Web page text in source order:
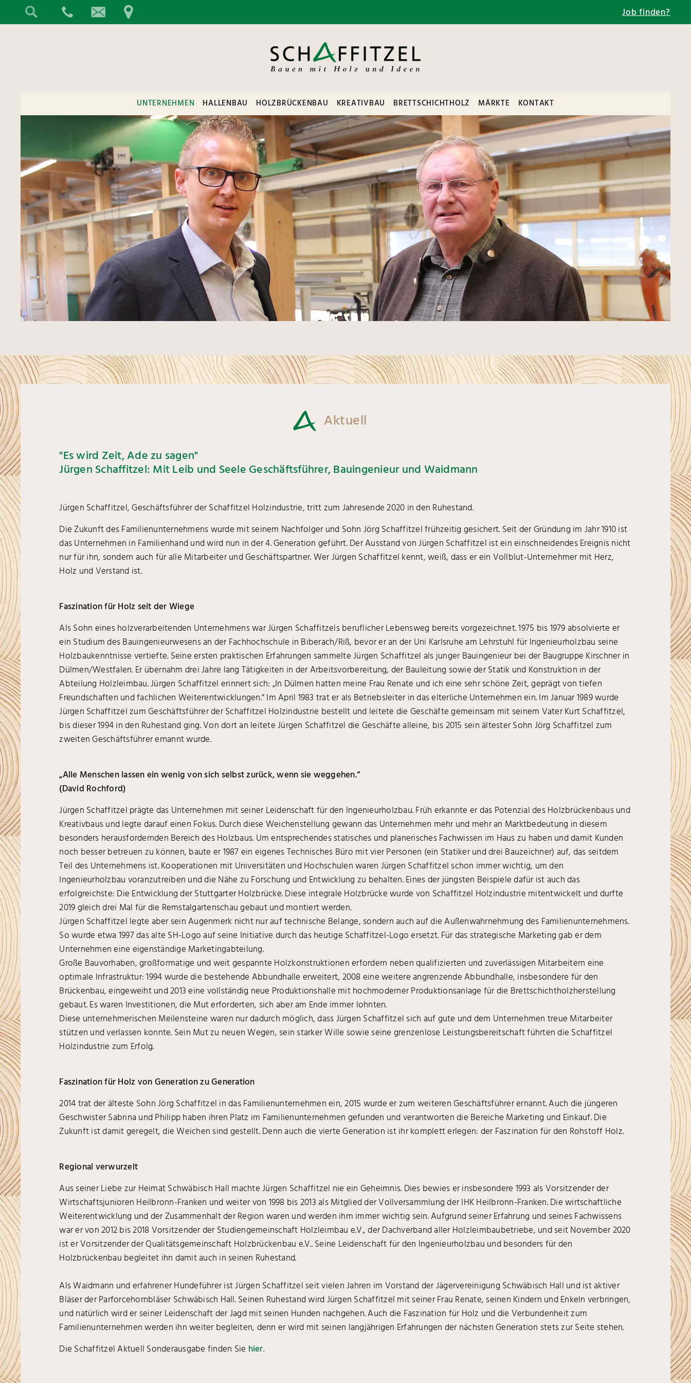
Job finden?
UNTERNEHMEN HALLENBAU HOLZBRÜCKENBAU KREATIVBAU BRETTSCHICHTHOLZ MÄRKTE KONTAKT
Aktuell
"Es wird Zeit, Ade zu sagen"
Jürgen Schaffitzel: Mit Leib und Seele Geschäftsführer, Bauingenieur und Waidmann
Jürgen Schaffitzel, Geschäftsführer der Schaffitzel Holzindustrie, tritt zum Jahresende 2020 in den Ruhestand.
Die Zukunft des Familienunternehmens wurde mit seinem Nachfolger und Sohn Jörg Schaffitzel frühzeitig gesichert. Seit der Gründung im Jahr 1910 ist
das Unternehmen in Familienhand und wird nun in der 4. Generation geführt. Der Ausstand von Jürgen Schaffitzel ist ein einschneidendes Ereignis nicht
nur für ihn, sondern auch für alle Mitarbeiter und Geschäftspartner. Wer Jürgen Schaffitzel kennt, weiß, dass er ein Vollblut-Unternehmer mit Herz,
Holz und Verstand ist.
Faszination für Holz seit der Wiege
Als Sohn eines holzverarbeitenden Unternehmens war Jürgen Schaffitzels beruflicher Lebensweg bereits vorgezeichnet. 1975 bis 1979 absolvierte er
ein Studium des Bauingenieurwesens an der Fachhochschule in Biberach/Riß, bevor er an der Uni Karlsruhe am Lehrstuhl für Ingenieurholzbau seine
Holzbaukenntnisse vertiefte. Seine ersten praktischen Erfahrungen sammelte Jürgen Schaffitzel als junger Bauingenieur bei der Baugruppe Kirschner in
Dülmen/Westfalen. Er übernahm drei Jahre lang Tätigkeiten in der Arbeitsvorbereitung, der Bauleitung sowie der Statik und Konstruktion in der
Abteilung Holzleimbau. Jürgen Schaffitzel erinnert sich: „In Dülmen hatten meine Frau Renate und ich eine sehr schöne Zeit, geprägt von tiefen
Freundschaften und fachlichen Weiterentwicklungen.“ Im April 1983 trat er als Betriebsleiter in das elterliche Unternehmen ein. Im Januar 1989 wurde
Jürgen Schaffitzel zum Geschäftsführer der Schaffitzel Holzindustrie bestellt und leitete die Geschäfte gemeinsam mit seinem Vater Kurt Schaffitzel,
bis dieser 1994 in den Ruhestand ging. Von dort an leitete Jürgen Schaffitzel die Geschäfte alleine, bis 2015 sein ältester Sohn Jörg Schaffitzel zum
zweiten Geschäftsführer ernannt wurde.
„Alle Menschen lassen ein wenig von sich selbst zurück, wenn sie weggehen.“
(David Rochford)
Jürgen Schaffitzel prägte das Unternehmen mit seiner Leidenschaft für den Ingenieurholzbau. Früh erkannte er das Potenzial des Holzbrückenbaus und
Kreativbaus und legte darauf einen Fokus. Durch diese Weichenstellung gewann das Unternehmen mehr und mehr an Marktbedeutung in diesem
besonders herausfordernden Bereich des Holzbaus. Um entsprechendes statisches und planerisches Fachwissen im Haus zu haben und damit Kunden
noch besser betreuen zu können, baute er 1987 ein eigenes Technisches Büro mit vier Personen (ein Statiker und drei Bauzeichner) auf, das seitdem
Teil des Unternehmens ist. Kooperationen mit Universitäten und Hochschulen waren Jürgen Schaffitzel schon immer wichtig, um den
Ingenieurholzbau voranzutreiben und die Nähe zu Forschung und Entwicklung zu behalten. Eines der jüngsten Beispiele dafür ist auch das
erfolgreichste: Die Entwicklung der Stuttgarter Holzbrücke. Diese integrale Holzbrücke wurde von Schaffitzel Holzindustrie mitentwickelt und durfte
2019 gleich drei Mal für die Remstalgartenschau gebaut und montiert werden.
Jürgen Schaffitzel legte aber sein Augenmerk nicht nur auf technische Belange, sondern auch auf die Außenwahrnehmung des Familienunternehmens.
So wurde etwa 1997 das alte SH-Logo auf seine Initiative durch das heutige Schaffitzel-Logo ersetzt. Für das strategische Marketing gab er dem
Unternehmen eine eigenständige Marketingabteilung.
Große Bauvorhaben, großformatige und weit gespannte Holzkonstruktionen erfordern neben qualifizierten und zuverlässigen Mitarbeitern eine
optimale Infrastruktur: 1994 wurde die bestehende Abbundhalle erweitert, 2008 eine weitere angrenzende Abbundhalle, insbesondere für den
Brückenbau, eingeweiht und 2013 eine vollständig neue Produktionshalle mit hochmoderner Produktionsanlage für die Brettschichtholzherstellung
gebaut. Es waren Investitionen, die Mut erforderten, sich aber am Ende immer lohnten.
Diese unternehmerischen Meilensteine waren nur dadurch möglich, dass Jürgen Schaffitzel sich auf gute und dem Unternehmen treue Mitarbeiter
stützen und verlassen konnte. Sein Mut zu neuen Wegen, sein starker Wille sowie seine grenzenlose Leistungsbereitschaft führten die Schaffitzel
Holzindustrie zum Erfolg.
Faszination für Holz von Generation zu Generation
2014 trat der älteste Sohn Jörg Schaffitzel in das Familienunternehmen ein, 2015 wurde er zum weiteren Geschäftsführer ernannt. Auch die jüngeren
Geschwister Sabrina und Philipp haben ihren Platz im Familienunternehmen gefunden und verantworten die Bereiche Marketing und Einkauf. Die
Zukunft ist damit geregelt, die Weichen sind gestellt. Denn auch die vierte Generation ist ihr komplett erlegen: der Faszination für den Rohstoff Holz.
Regional verwurzelt
Aus seiner Liebe zur Heimat Schwäbisch Hall machte Jürgen Schaffitzel nie ein Geheimnis. Dies bewies er insbesondere 1993 als Vorsitzender der
Wirtschaftsjunioren Heilbronn-Franken und weiter von 1998 bis 2013 als Mitglied der Vollversammlung der IHK Heilbronn-Franken. Die wirtschaftliche
Weiterentwicklung und der Zusammenhalt der Region waren und werden ihm immer wichtig sein. Aufgrund seiner Erfahrung und seines Fachwissens
war er von 2012 bis 2018 Vorsitzender der Studiengemeinschaft Holzleimbau e.V., der Dachverband aller Holzleimbaubetriebe, und seit November 2020
ist er Vorsitzender der Qualitätsgemeinschaft Holzbrückenbau e.V.. Seine Leidenschaft für den Ingenieurholzbau und besonders für den
Holzbrückenbau begleitet ihn damit auch in seinen Ruhestand.
Als Waidmann und erfahrener Hundeführer ist Jürgen Schaffitzel seit vielen Jahren im Vorstand der Jägervereinigung Schwäbisch Hall und ist aktiver
Bläser der Parforcehornbläser Schwäbisch Hall. Seinen Ruhestand wird Jürgen Schaffitzel mit seiner Frau Renate, seinen Kindern und Enkeln verbringen,
und natürlich wird er seiner Leidenschaft der Jagd mit seinen Hunden nachgehen. Auch die Faszination für Holz und die Verbundenheit zum
Familienunternehmen werden ihn weiter begleiten, denn er wird mit seinen langjährigen Erfahrungen der nächsten Generation stets zur Seite stehen.
Die Schaffitzel Aktuell Sonderausgabe finden Sie hier.